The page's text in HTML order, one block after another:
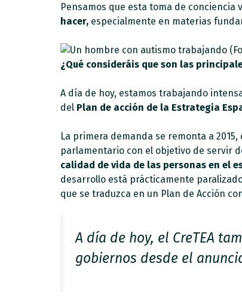
Pensamos que esta toma de
hacer, especialmente en materias
¿Qué consideráis que son las
A día de hoy, estamos trabajando
delPlan de acción de la Estrategia
La primera demanda se remonta a 2015,
parlamentario con el objetivo de servir
calidad de vida de las personas en el
desarrollo está prácticamente
que se traduzca en un Plan de Acción
A día de hoy, el CreTEA
gobiernos desde el